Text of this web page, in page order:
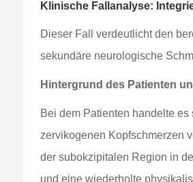
Klinische Fallanalyse:
Dieser Fall verdeutlicht den
sekundäre neurologische
Hintergrund des Patienten
Bei dem Patienten handelte
zervikogenen Kopfschmerzen
der subokzipitalen Region in
und eine wiederholte